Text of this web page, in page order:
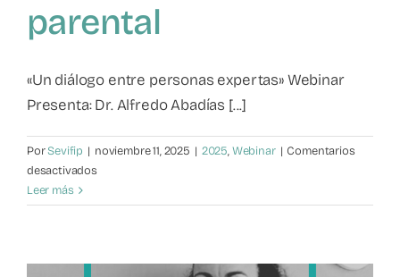
Contacto
parental
«Un diálogo entre personas expertas» Webinar
Presenta: Dr. Alfredo Abadías [...]
PorSevifip | noviembre 11, 2025 | 2025,Webinar | Comentarios
desactivadosen
prácticas
la
Leer más